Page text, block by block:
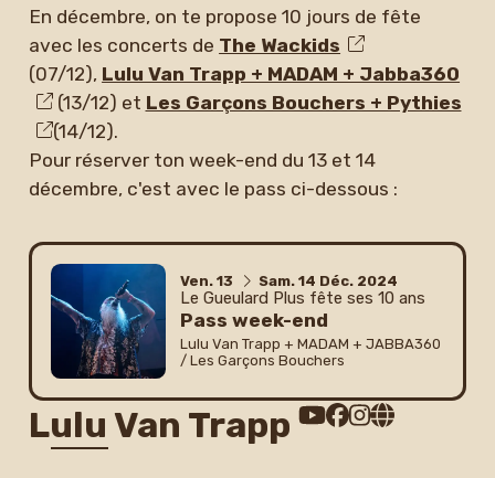
En décembre, on te propose 10 jours de fête
avec les concerts de The Wackids
(07/12), Lulu Van Trapp + MADAM + Jabba360
(13/12) et Les Garçons Bouchers + Pythies
(14/12).
Pour réserver ton week-end du 13 et 14
décembre, c'est avec le pass ci-dessous :
du
vendredi
Ven. 13 au
samedi
Sam. 14 décembre
Déc. 2024
Le Gueulard Plus fête ses 10 ans
Pass week-end
Lulu Van Trapp + MADAM + JABBA360
/ Les Garçons Bouchers
Lulu Van Trapp